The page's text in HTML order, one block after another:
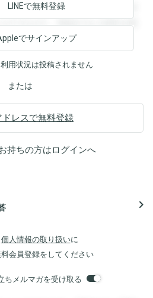
を閲覧することができます。登録
ができます。登録すると回答を閲
LINEで無料登録
でサインアップ
用状況は投稿されません
または
ドレスで無料登録
持ちの方はログインへ
navigate_next
個人情報の取り扱いに
会員登録をしてください
ちメルマガを受け取る